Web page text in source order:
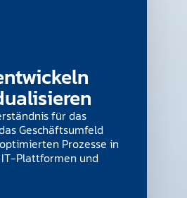
für das
Geschäftsumfeld
Prozesse in
Plattformen und